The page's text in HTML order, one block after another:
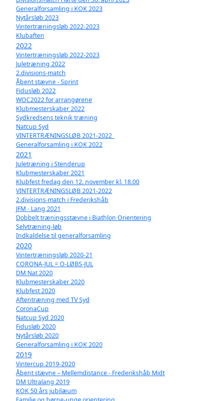
Generalforsamling i KOK 2023
Nytårsløb 2023
Vintertræningsløb 2022-2023
Klubaften
2022
Vintertræningsløb 2022-2023
Juletræning 2022
2.divisions-match
Åbent stævne - Sprint
Fidusløb 2022
WOC2022 for arrangørene
Klubmesterskaber 2022
Sydkredsens teknik træning
Natcup Syd
VINTERTRÆNINGSLØB 2021-2022_
Generalforsamling i KOK 2022
2021
Juletræning i Stenderup
Klubmesterskaber 2021
Klubfest fredag den 12. november kl. 18.00
VINTERTRÆNINGSLØB 2021-2022
2.divisions-match i Frederikshåb
JFM - Lang 2021
Dobbelt træningsstævne i Biathlon Orientering
Selvtræning-løb
Indkaldelse til generalforsamling
2020
Vintertræningsløb 2020-21
CORONA-JUL = O-LØBS-JUL
DM Nat 2020
Klubmesterskaber 2020
Klubfest 2020
Aftentræning med TV Syd
CoronaCup
Natcup Syd 2020
Fidusløb 2020
Nytårsløb 2020
Generalforsamling i KOK 2020
2019
Vintercup 2019-2020
Åbent stævne – Mellemdistance - Frederikshåb Midt
DM Ultralang 2019
KOK 50 års jubilæum